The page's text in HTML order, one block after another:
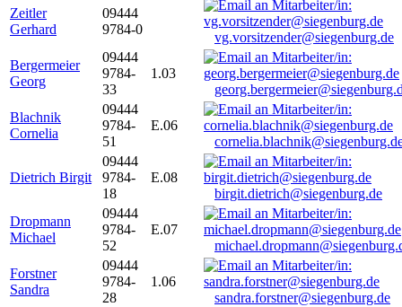
Zeitler
Gerhard
09444
9784-0
vg.vorsitzender@siegenburg.de
Bergermeier
Georg
09444
9784-
33
1.03
Blachnik
Cornelia
09444
9784-
51
E.06
Dietrich Birgit
09444
9784-
18
E.08
birgit.dietrich@siegenburg.de
Dropmann
Michael
09444
9784-
52
E.07
Forstner
Sandra
09444
9784-
28
1.06
sandra.forstner@siegenburg.de